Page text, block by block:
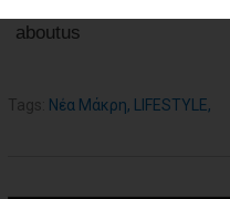
aboutus
Tags: Νέα Μάκρη, LIFESTYLE,